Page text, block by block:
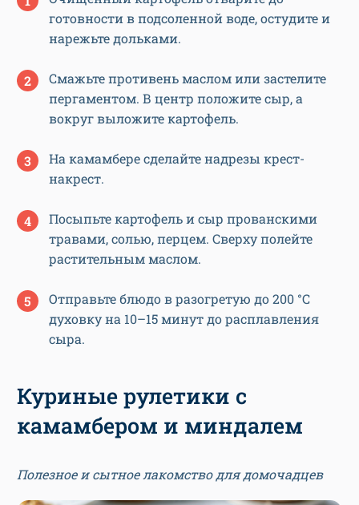
готовности в подсоленной воде, остудите и
нарежьте дольками.
Смажьте противень маслом или застелите
пергаментом. В центр положите сыр, а
вокруг выложите картофель.
На камамбере сделайте надрезы крест-
накрест.
Посыпьте картофель и сыр прованскими
травами, солью, перцем. Сверху полейте
растительным маслом.
Отправьте блюдо в разогретую до 200 °C
духовку на 10–15 минут до расплавления
сыра.
Куриные рулетики с
камамбером и миндалем
Полезное и сытное лакомство для домочадцев